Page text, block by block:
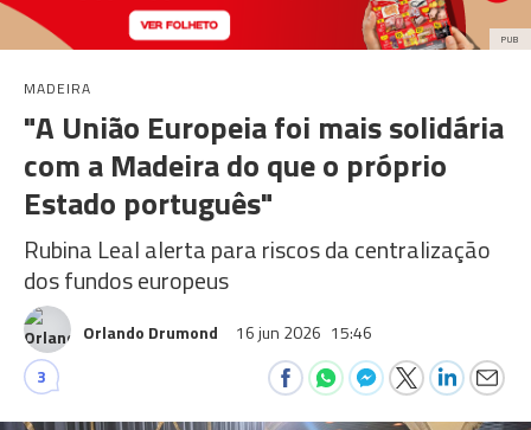
PUB
MADEIRA
"A União Europeia foi mais solidária
com a Madeira do que o próprio
Estado português"
Rubina Leal alerta para riscos da centralização
dos fundos europeus
Orlando Drumond 16 jun 2026 15:46
3